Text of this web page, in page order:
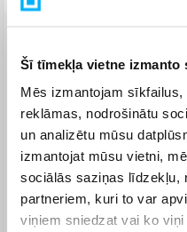
Šī tīmekļa vietne izmanto
Mēs izmantojam
reklāmas, nodrošinātu
un analizētu mūsu
izmantojat mūsu vietni,
sociālās saziņas līdzekļu,
partneriem, kuri to var
viņiem sniedzat vai ko
Augusts 12d. - Augusts 18d.
Venipak Kurjers (4,99
Apmaksā pilnu summu
Augusts 13d. - Augusts 19d.
Omniva pakomāts
Augusts 12d. - Augusts 18d.
Smartposti pakomāts
Augusts 12d. - Augusts 18d.